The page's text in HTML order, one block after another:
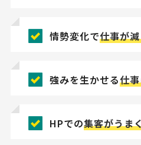
情勢変化で仕事が
強みを生かせる仕
HPでの集客がうま